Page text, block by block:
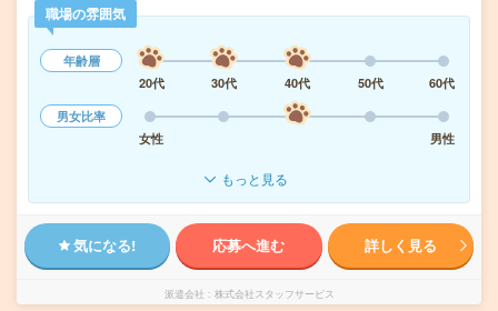
職場の雰囲気
年齢層
20代
30代 40代 50代
60代
男女比率
女性
男性
もっと見る
気になる! 応募へ進む 詳しく見る
派遣会社 株式会社スタッフサービス